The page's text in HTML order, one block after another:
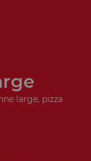
large, pizza